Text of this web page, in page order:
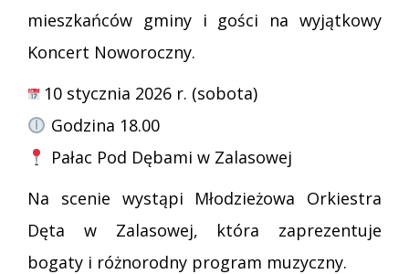
mieszkańców gminy i gości na wyjątkowy
Koncert Noworoczny.
10 stycznia 2026 r. (sobota)
Godzina 18.00
Pałac Pod Dębami w Zalasowej
Na scenie wystąpi Młodzieżowa Orkiestra
Dęta w Zalasowej, która zaprezentuje
bogaty i różnorodny program muzyczny.